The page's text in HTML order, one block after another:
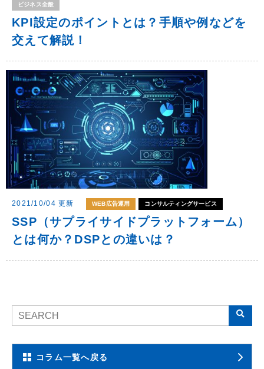
ビジネス全般
KPI設定のポイントとは？手順や例などを
交えて解説！
2021/10/04 更新 WEB広告運用 コンサルティングサービス
SSP（サプライサイドプラットフォーム）
とは何か？DSPとの違いは？
コラム一覧へ戻る